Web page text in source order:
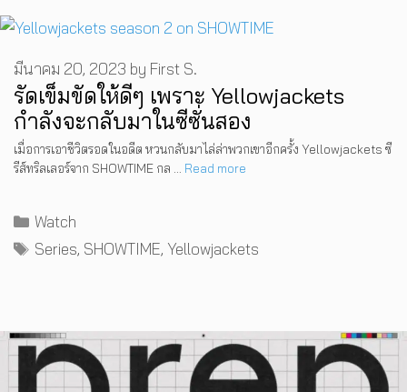
รัดเข็มขัดให้ดีๆ เพราะ Yellowjackets
กำลังจะกลับมาในซีซั่นสอง
มีนาคม 20, 2023 by First S.
เมื่อการเอาชีวิตรอดในอดีต หวนกลับมาไล่ล่าพวกเขาอีกครั้ง Yellowjackets ซี
รีส์ทริลเลอร์จาก SHOWTIME กล … Read more
Categories
Watch
Tags
Series, SHOWTIME, Yellowjackets